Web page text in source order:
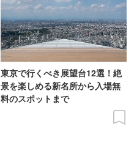
東京で行くべき展望台12選！絶
景を楽しめる新名所から入場無
料のスポットまで